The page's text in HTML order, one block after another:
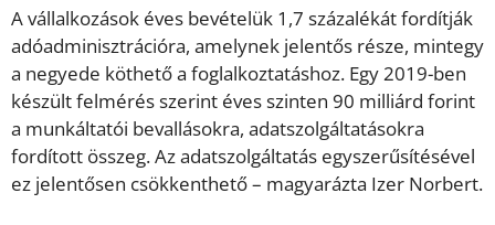
A vállalkozások éves bevételük 1,7 százalékát fordítják
adóadminisztrációra, amelynek jelentős része, mintegy
a negyede köthető a foglalkoztatáshoz. Egy 2019-ben
készült felmérés szerint éves szinten 90 milliárd forint
a munkáltatói bevallásokra, adatszolgáltatásokra
fordított összeg. Az adatszolgáltatás egyszerűsítésével
ez jelentősen csökkenthető – magyarázta Izer Norbert.